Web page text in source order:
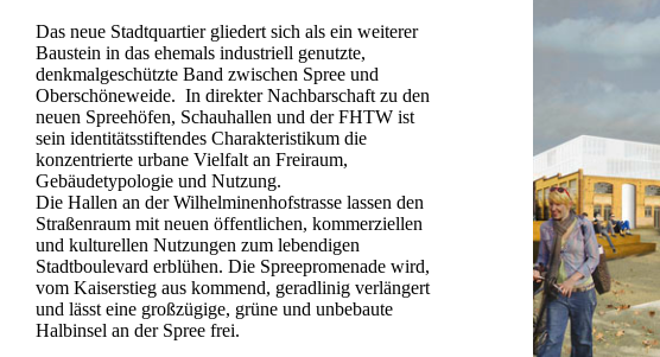
Das neue Stadtquartier gliedert sich als ein weiterer
Baustein in das ehemals industriell genutzte,
denkmalgeschützte Band zwischen Spree und
Oberschöneweide. In direkter Nachbarschaft zu den
neuen Spreehöfen, Schauhallen und der FHTW ist
sein identitätsstiftendes Charakteristikum die
konzentrierte urbane Vielfalt an Freiraum,
Gebäudetypologie und Nutzung.
Die Hallen an der Wilhelminenhofstrasse lassen den
Straßenraum mit neuen öffentlichen, kommerziellen
und kulturellen Nutzungen zum lebendigen
Stadtboulevard erblühen. Die Spreepromenade wird,
vom Kaiserstieg aus kommend, geradlinig verlängert
und lässt eine großzügige, grüne und unbebaute
Halbinsel an der Spree frei.